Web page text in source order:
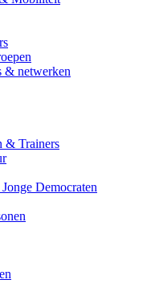
& netwerken
& Trainers
Democraten